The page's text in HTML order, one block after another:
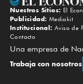
Nuestros Sitios: El
Publicidad: Mediakit
Institucional: Aviso de
Contacto
Una empresa de
Trabaja con nosotros